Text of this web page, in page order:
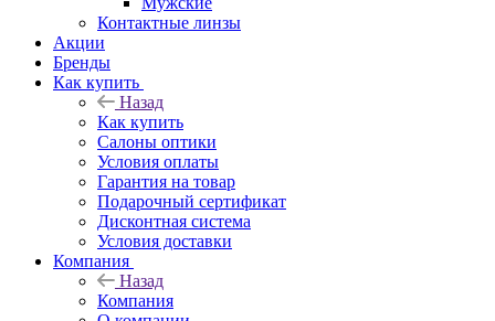
Контактные линзы
Акции
Бренды
Как купить
Назад
Как купить
Салоны оптики
Условия оплаты
Гарантия на товар
Подарочный сертификат
Дисконтная система
Условия доставки
Компания
Назад
Компания